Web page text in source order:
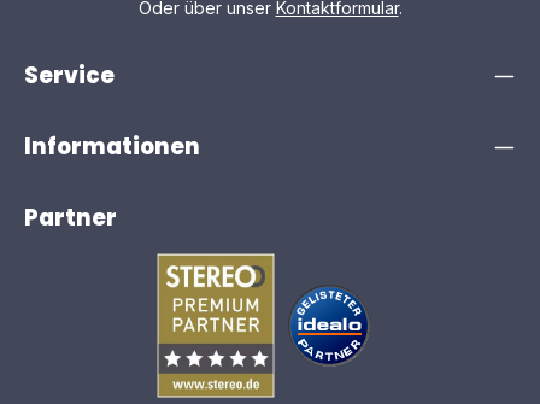
Oder über unser Kontaktformular.
Service
Informationen
Partner